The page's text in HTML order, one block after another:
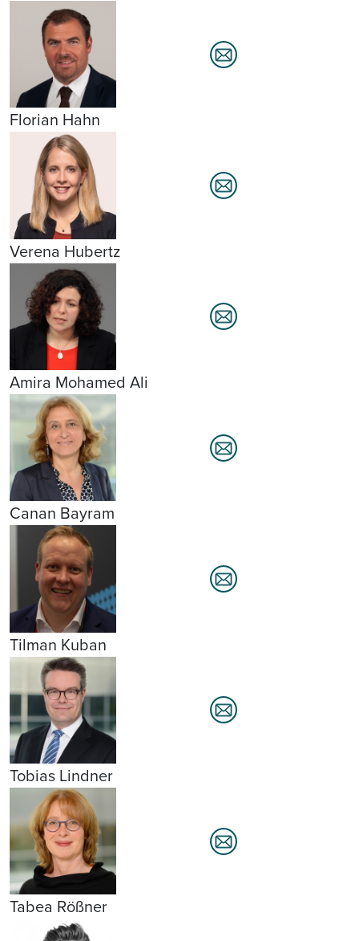
Florian Hahn
Verena Hubertz
Amira Mohamed Ali
Canan Bayram
Tilman Kuban
Tobias Lindner
Tabea Rößner